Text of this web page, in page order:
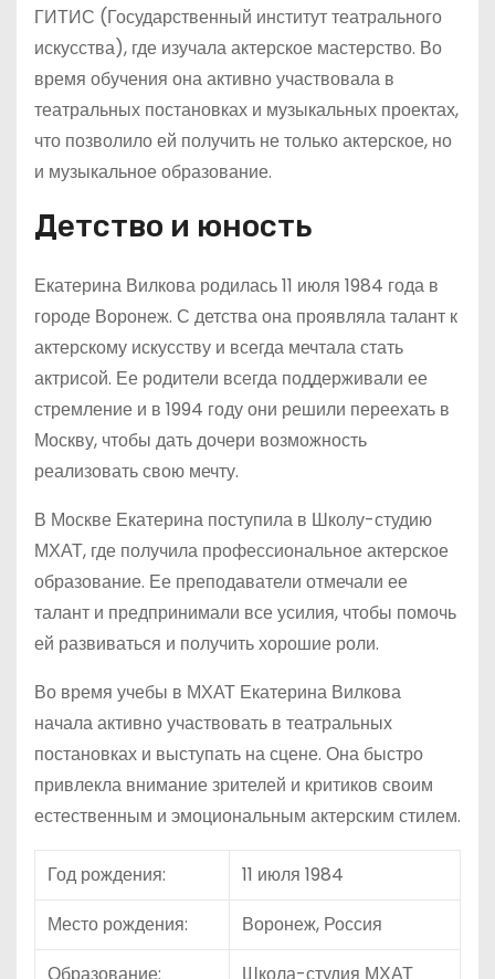
ГИТИС (Государственный институт театрального
искусства), где изучала актерское мастерство. Во
время обучения она активно участвовала в
театральных постановках и музыкальных проектах,
что позволило ей получить не только актерское, но
и музыкальное образование.
Детство и юность
Екатерина Вилкова родилась 11 июля 1984 года в
городе Воронеж. С детства она проявляла талант к
актерскому искусству и всегда мечтала стать
актрисой. Ее родители всегда поддерживали ее
стремление и в 1994 году они решили переехать в
Москву, чтобы дать дочери возможность
реализовать свою мечту.
В Москве Екатерина поступила в Школу-студию
МХАТ, где получила профессиональное актерское
образование. Ее преподаватели отмечали ее
талант и предпринимали все усилия, чтобы помочь
ей развиваться и получить хорошие роли.
Во время учебы в МХАТ Екатерина Вилкова
начала активно участвовать в театральных
постановках и выступать на сцене. Она быстро
привлекла внимание зрителей и критиков своим
естественным и эмоциональным актерским стилем.
Год рождения:
11 июля 1984
Место рождения:
Воронеж, Россия
Образование:
Школа-студия МХАТ